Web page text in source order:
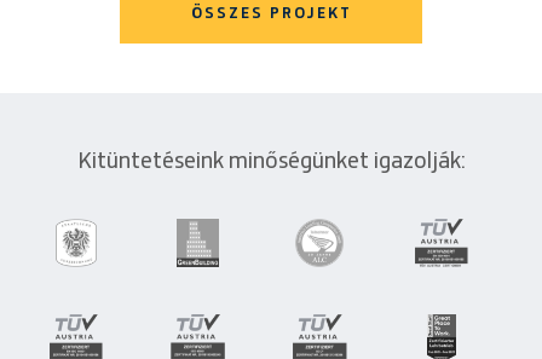
ÖSSZES PROJEKT
Kitüntetéseink minőségünket igazolják: